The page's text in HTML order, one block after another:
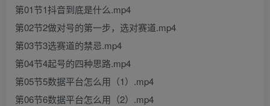
第01节1抖音到底是什么.mp4
第02节2做对号的第一步，选对赛道.mp4
第03节3选赛道的禁忌.mp4
第04节4起号的四种思路.mp4
第05节5数据平台怎么用（1）.mp4
第06节6数据平台怎么用（2）.mp4